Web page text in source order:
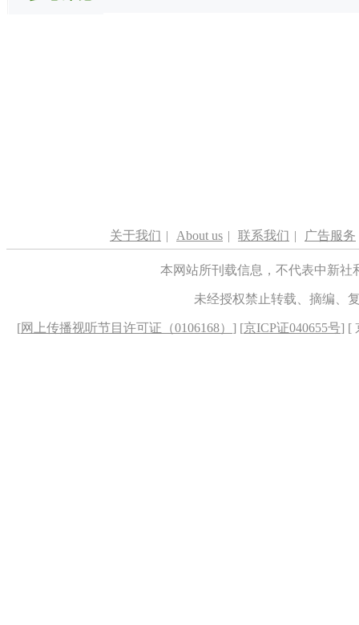
关于我们 | About us | 联系我们 | 广告服务
本网站所刊载信息，不代表中新
未经授权禁止转载、摘编、
[网上传播视听节目许可证（0106168） ] [京ICP证040655号] [